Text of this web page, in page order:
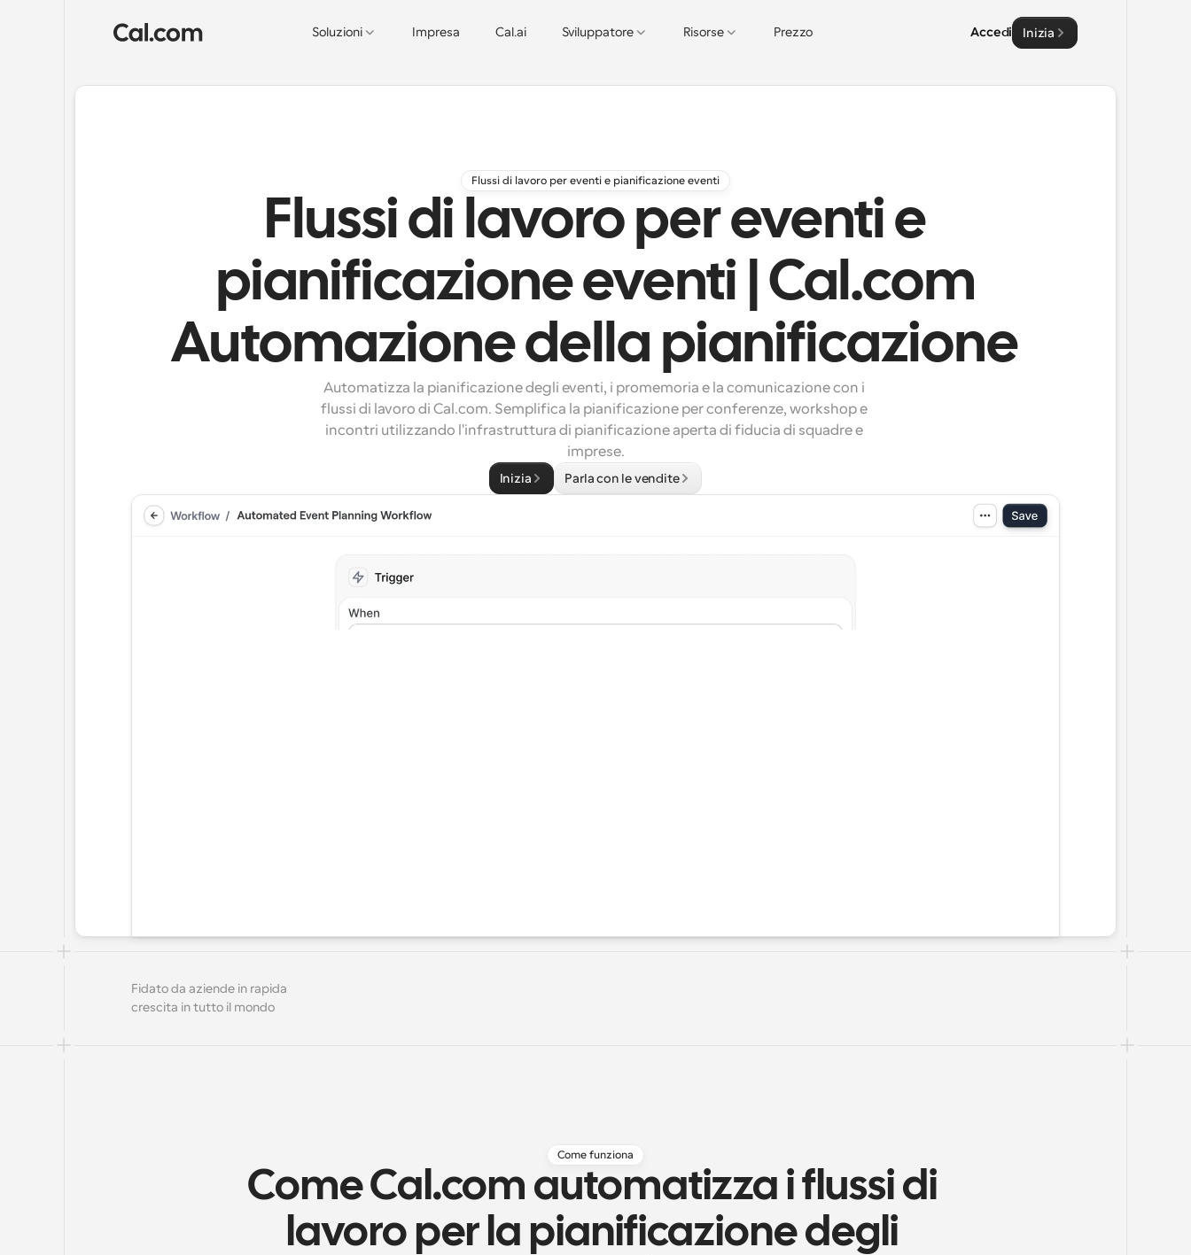
Soluzioni Impresa Cal.ai Sviluppatore Risorse Prezzo Accedi Inizia
Flussi di lavoro per eventi e pianificazione eventi
Flussi di lavoro per eventi e
pianificazione eventi | Cal.com
Automazione della pianificazione
Automatizza la pianificazione degli eventi, i promemoria e la comunicazione con i
flussi di lavoro di Cal.com. Semplifica la pianificazione per conferenze, workshop e
incontri utilizzando l'infrastruttura di pianificazione aperta di fiducia di squadre e
imprese.
Inizia Parla con le vendite
Fidato da aziende in rapida
crescita in tutto il mondo
Come funziona
Come Cal.com automatizza i flussi di
lavoro per la pianificazione degli